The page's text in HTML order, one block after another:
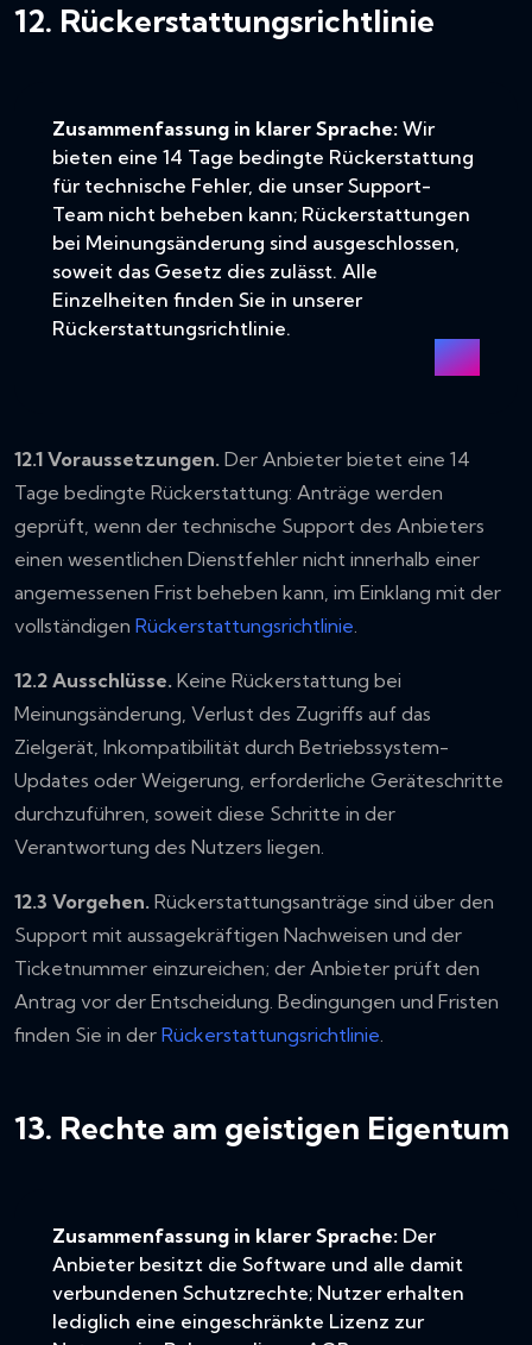
12. Rückerstattungsrichtlinie
Zusammenfassung in klarer Sprache: Wir
bieten eine 14 Tage bedingte Rückerstattung
für technische Fehler, die unser Support-
Team nicht beheben kann; Rückerstattungen
bei Meinungsänderung sind ausgeschlossen,
soweit das Gesetz dies zulässt. Alle
Einzelheiten finden Sie in unserer
Rückerstattungsrichtlinie.
12.1 Voraussetzungen. Der Anbieter bietet eine 14
Tage bedingte Rückerstattung: Anträge werden
geprüft, wenn der technische Support des Anbieters
einen wesentlichen Dienstfehler nicht innerhalb einer
angemessenen Frist beheben kann, im Einklang mit der
vollständigen Rückerstattungsrichtlinie.
12.2 Ausschlüsse. Keine Rückerstattung bei
Meinungsänderung, Verlust des Zugriffs auf das
Zielgerät, Inkompatibilität durch Betriebssystem-
Updates oder Weigerung, erforderliche Geräteschritte
durchzuführen, soweit diese Schritte in der
Verantwortung des Nutzers liegen.
12.3 Vorgehen. Rückerstattungsanträge sind über den
Support mit aussagekräftigen Nachweisen und der
Ticketnummer einzureichen; der Anbieter prüft den
Antrag vor der Entscheidung. Bedingungen und Fristen
finden Sie in der Rückerstattungsrichtlinie.
13. Rechte am geistigen Eigentum
Zusammenfassung in klarer Sprache: Der
Anbieter besitzt die Software und alle damit
verbundenen Schutzrechte; Nutzer erhalten
lediglich eine eingeschränkte Lizenz zur